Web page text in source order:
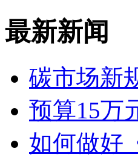
最新新闻
碳市场新
预算15万
如何做好